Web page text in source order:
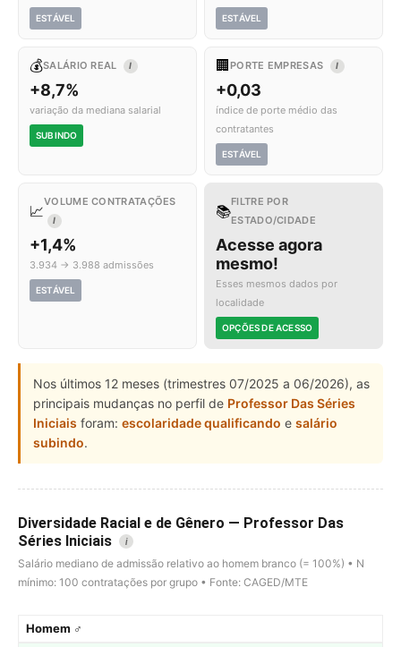
ESTÁVEL ESTÁVEL
💰SALÁRIO REAL I
+8,7%
variação da mediana salarial
SUBINDO
🏢 PORTE EMPRESAS I
+0,03
índice de porte médio das
contratantes
ESTÁVEL
📈
VOLUME CONTRATAÇÕES
I
+1,4%
3.934 → 3.988 admissões
ESTÁVEL
📚
FILTRE POR
ESTADO/CIDADE
Acesse agora
mesmo!
Esses mesmos dados por
localidade
OPÇÕES DE ACESSO
Nos últimos 12 meses (trimestres 07/2025 a 06/2026), as
principais mudanças no perfil de Professor Das Séries
Iniciais foram: escolaridade qualificando e salário
subindo.
Diversidade Racial e de Gênero — Professor Das
Séries Iniciais
i
Salário mediano de admissão relativo ao homem branco (= 100%) • N
mínimo: 100 contratações por grupo • Fonte: CAGED/MTE
Homem ♂